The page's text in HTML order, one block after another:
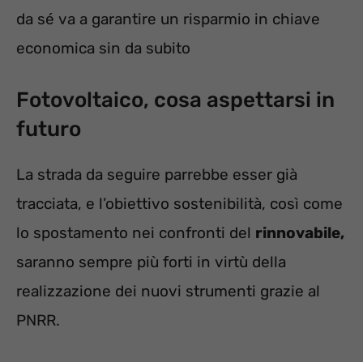
da sé va a garantire un risparmio in chiave
economica sin da subito
Fotovoltaico, cosa aspettarsi in
futuro
La strada da seguire parrebbe esser già
tracciata, e l’obiettivo sostenibilità, così come
lo spostamento nei confronti del rinnovabile,
saranno sempre più forti in virtù della
realizzazione dei nuovi strumenti grazie al
PNRR.